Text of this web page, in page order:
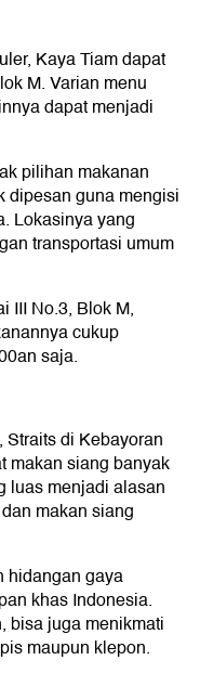
Kaya Tiam dapat
M. Varian menu
dapat menjadi
pilihan makanan
dipesan guna mengisi
Lokasinya yang
transportasi umum
III No.3, Blok M,
cukup
saja.
di Kebayoran
makan siang banyak
luas menjadi alasan
makan siang
hidangan gaya
khas Indonesia.
bisa juga menikmati
maupun klepon.